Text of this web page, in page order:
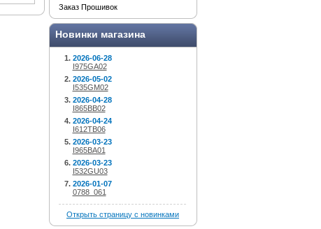
Заказ Прошивок
Новинки магазина
2026-06-28
I975GA02
2026-05-02
I535GM02
2026-04-28
I865BB02
2026-04-24
I612TB06
2026-03-23
I965BA01
2026-03-23
I532GU03
2026-01-07
0788_061
Открыть страницу с новинками